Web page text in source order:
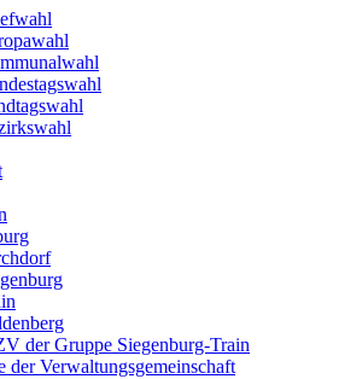
der Gruppe Siegenburg-Train
der Verwaltungsgemeinschaft